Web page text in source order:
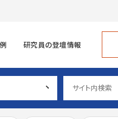
研究員の登壇情報